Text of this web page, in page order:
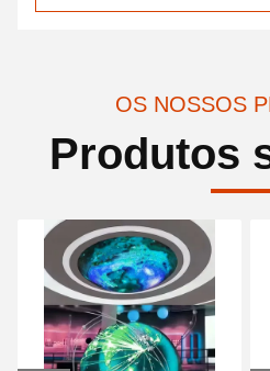
OS NOSSOS
Produtos